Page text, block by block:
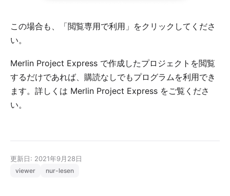
この場合も、「閲覧専用で利用」をクリックしてくださ
い。
Merlin Project Express で作成したプロジェクトを閲覧
するだけであれば、購読なしでもプログラムを利用でき
ます。詳しくは Merlin Project Express をご覧くださ
い。
更新日: 2021年9月28日
viewer nur-lesen